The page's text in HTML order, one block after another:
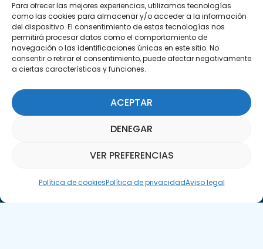
Para ofrecer las mejores experiencias, utilizamos tecnologías
como las cookies para almacenar y/o acceder a la información
del dispositivo. El consentimiento de estas tecnologías nos
permitirá procesar datos como el comportamiento de
navegación o las identificaciones únicas en este sitio. No
consentir o retirar el consentimiento, puede afectar negativamente
a ciertas características y funciones.
ACEPTAR
DENEGAR
VER PREFERENCIAS
Política de cookiesPolítica de privacidadAviso legal
29590 Campanillas, Málaga
Suscríbete a nuestra Newsletter
SUSCRÍBETE AQUÍ